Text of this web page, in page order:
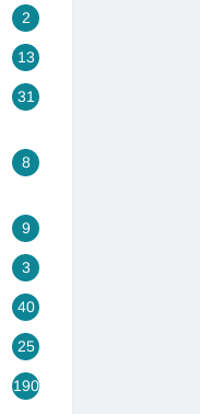
2
13
31
8
9
3
40
25
190